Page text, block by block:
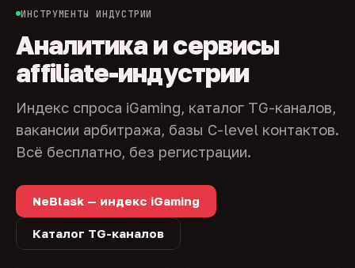
ИНСТРУМЕНТЫ ИНДУСТРИИ
Аналитика и сервисы
affiliate-индустрии
Индекс спроса iGaming, каталог TG-каналов,
вакансии арбитража, базы C-level контактов.
Всё бесплатно, без регистрации.
NeBlask — индекс iGaming
Каталог TG-каналов